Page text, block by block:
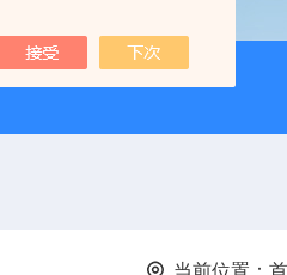
当前位置：